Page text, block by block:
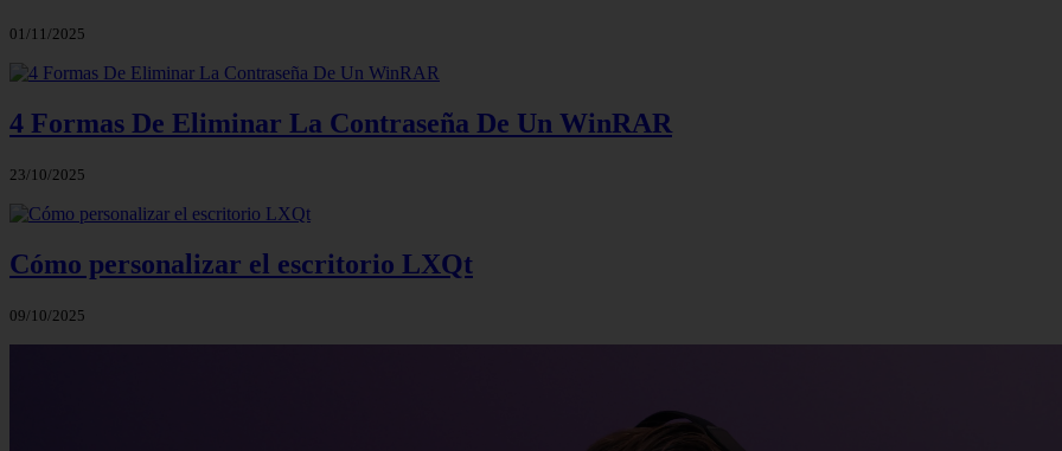
01/11/2025
4 Formas De Eliminar La Contraseña De Un WinRAR
23/10/2025
Cómo personalizar el escritorio LXQt
09/10/2025